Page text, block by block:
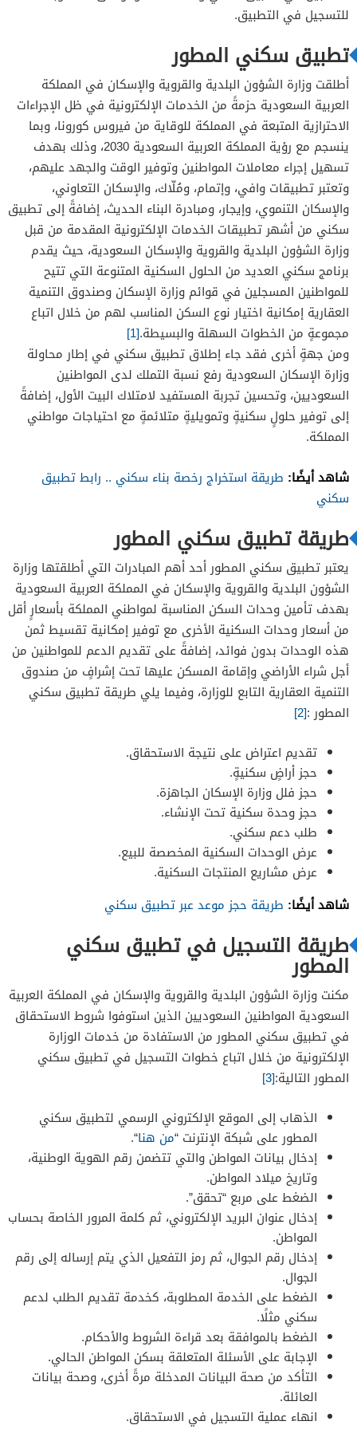
للتسجيل في التطبيق.
تطبيق سكني المطور
أطلقت وزارة الشؤون البلدية والقروية والإسكان في المملكة
العربية السعودية حزمةً من الخدمات الإلكترونية في ظل الإجراءات
الاحترازية المتبعة في المملكة للوقاية من فيروس كورونا، وبما
ينسجم مع رؤية المملكة العربية السعودية 2030، وذلك بهدف
تسهيل إجراء معاملات المواطنين وتوفير الوقت والجهد عليهم،
وتعتبر تطبيقات وافي، وإتمام، ومُلّاك، والإسكان التعاوني،
والإسكان التنموي، وإيجار، ومبادرة البناء الحديث، إضافةً إلى تطبيق
سكني من أشهر تطبيقات الخدمات الإلكترونية المقدمة من قبل
وزارة الشؤون البلدية والقروية والإسكان السعودية، حيث يقدم
برنامج سكني العديد من الحلول السكنية المتنوعة التي تتيح
للمواطنين المسجلين في قوائم وزارة الإسكان وصندوق التنمية
العقارية إمكانية اختيار نوع السكن المناسب لهم من خلال اتباع
مجموعةٍ من الخطوات السهلة والبسيطة.[1]
ومن جهةٍ أخرى فقد جاء إطلاق تطبيق سكني في إطار محاولة
وزارة الإسكان السعودية رفع نسبة التملك لدى المواطنين
السعوديين، وتحسين تجربة المستفيد لامتلاك البيت الأول، إضافةً
إلى توفير حلولٍ سكنيةٍ وتمويليةٍ متلائمةٍ مع احتياجات مواطني
المملكة.
شاهد أيضًا: طريقة استخراج رخصة بناء سكني .. رابط تطبيق
سكني
طريقة تطبيق سكني المطور
يعتبر تطبيق سكني المطور أحد أهم المبادرات التي أطلقتها وزارة
الشؤون البلدية والقروية والإسكان في المملكة العربية السعودية
بهدف تأمين وحدات السكن المناسبة لمواطني المملكة بأسعارٍ أقل
من أسعار وحدات السكنية الأخرى مع توفير إمكانية تقسيط ثمن
هذه الوحدات بدون فوائد، إضافةً على تقديم الدعم للمواطنين من
أجل شراء الأراضي وإقامة المسكن عليها تحت إشرافٍ من صندوق
التنمية العقارية التابع للوزارة، وفيما يلي طريقة تطبيق سكني
المطور :[2]
تقديم اعتراض على نتيجة الاستحقاق.
حجز أراضٍ سكنيةٍ.
حجز فلل وزارة الإسكان الجاهزة.
حجز وحدة سكنية تحت الإنشاء.
طلب دعم سكني.
عرض الوحدات السكنية المخصصة للبيع.
عرض مشاريع المنتجات السكنية.
شاهد أيضًا: طريقة حجز موعد عبر تطبيق سكني
طريقة التسجيل في تطبيق سكني
المطور
مكنت وزارة الشؤون البلدية والقروية والإسكان في المملكة العربية
السعودية المواطنين السعوديين الذين استوفوا شروط الاستحقاق
في تطبيق سكني المطور من الاستفادة من خدمات الوزارة
الإلكترونية من خلال اتباع خطوات التسجيل في تطبيق سكني
المطور التالية:[3]
الذهاب إلى الموقع الإلكتروني الرسمي لتطبيق سكني
المطور على شبكة الإنترنت “من هنا“.
إدخال بيانات المواطن والتي تتضمن رقم الهوية الوطنية،
وتاريخ ميلاد المواطن.
الضغط على مربع “تحقق”.
إدخال عنوان البريد الإلكتروني، ثم كلمة المرور الخاصة بحساب
المواطن.
إدخال رقم الجوال، ثم رمز التفعيل الذي يتم إرساله إلى رقم
الجوال.
الضغط على الخدمة المطلوبة، كخدمة تقديم الطلب لدعم
سكني مثلًا.
الضغط بالموافقة بعد قراءة الشروط والأحكام.
الإجابة على الأسئلة المتعلقة بسكن المواطن الحالي.
التأكد من صحة البيانات المدخلة مرةً أخرى، وصحة بيانات
العائلة.
انهاء عملية التسجيل في الاستحقاق.